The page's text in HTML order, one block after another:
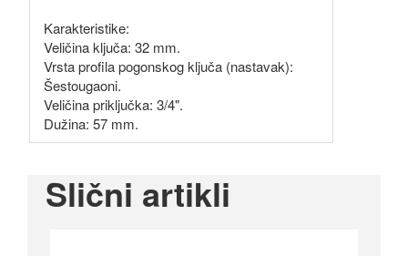
Karakteristike:
Veličina ključa: 32 mm.
Vrsta profila pogonskog ključa (nastavak):
Šestougaoni.
Veličina priključka: 3/4".
Dužina: 57 mm.
Slični artikli